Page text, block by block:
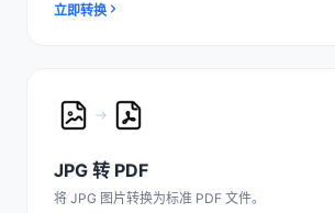
立即转换
JPG 转 PDF
将 JPG 图片转换为标准 PDF 文件。